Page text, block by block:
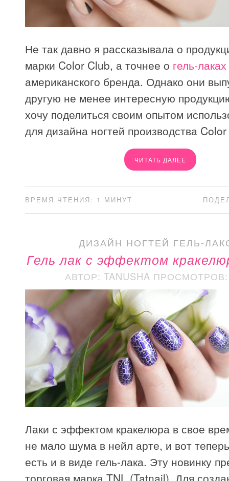
Не так давно я рассказывала о
марки Color Club, а точнее о гель-лаках
американского бренда. Однако они
другую не менее интересную
хочу поделиться своим опытом
для дизайна ногтей производства
ЧИТАТЬ ДАЛЕЕ
ВРЕМЯ ЧТЕНИЯ: 1 МИНУТ
ДИЗАЙН НОГТЕЙ ГЕЛЬ-
Гель лак с эффектом
АВТОР: TANUSHA ПРОСМОТРОВ:
Лаки с эффектом кракелюра в свое
не мало шума в нейл арте, и вот
есть и в виде гель-лака. Эту новинку